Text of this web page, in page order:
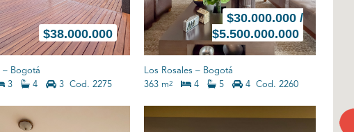
$38.000.000
– Bogotá
3 4 3Cod. 2275
$30.000.000 /
$5.500.000.000
Los Rosales – Bogotá
363 m2 4 5 4Cod. 2260